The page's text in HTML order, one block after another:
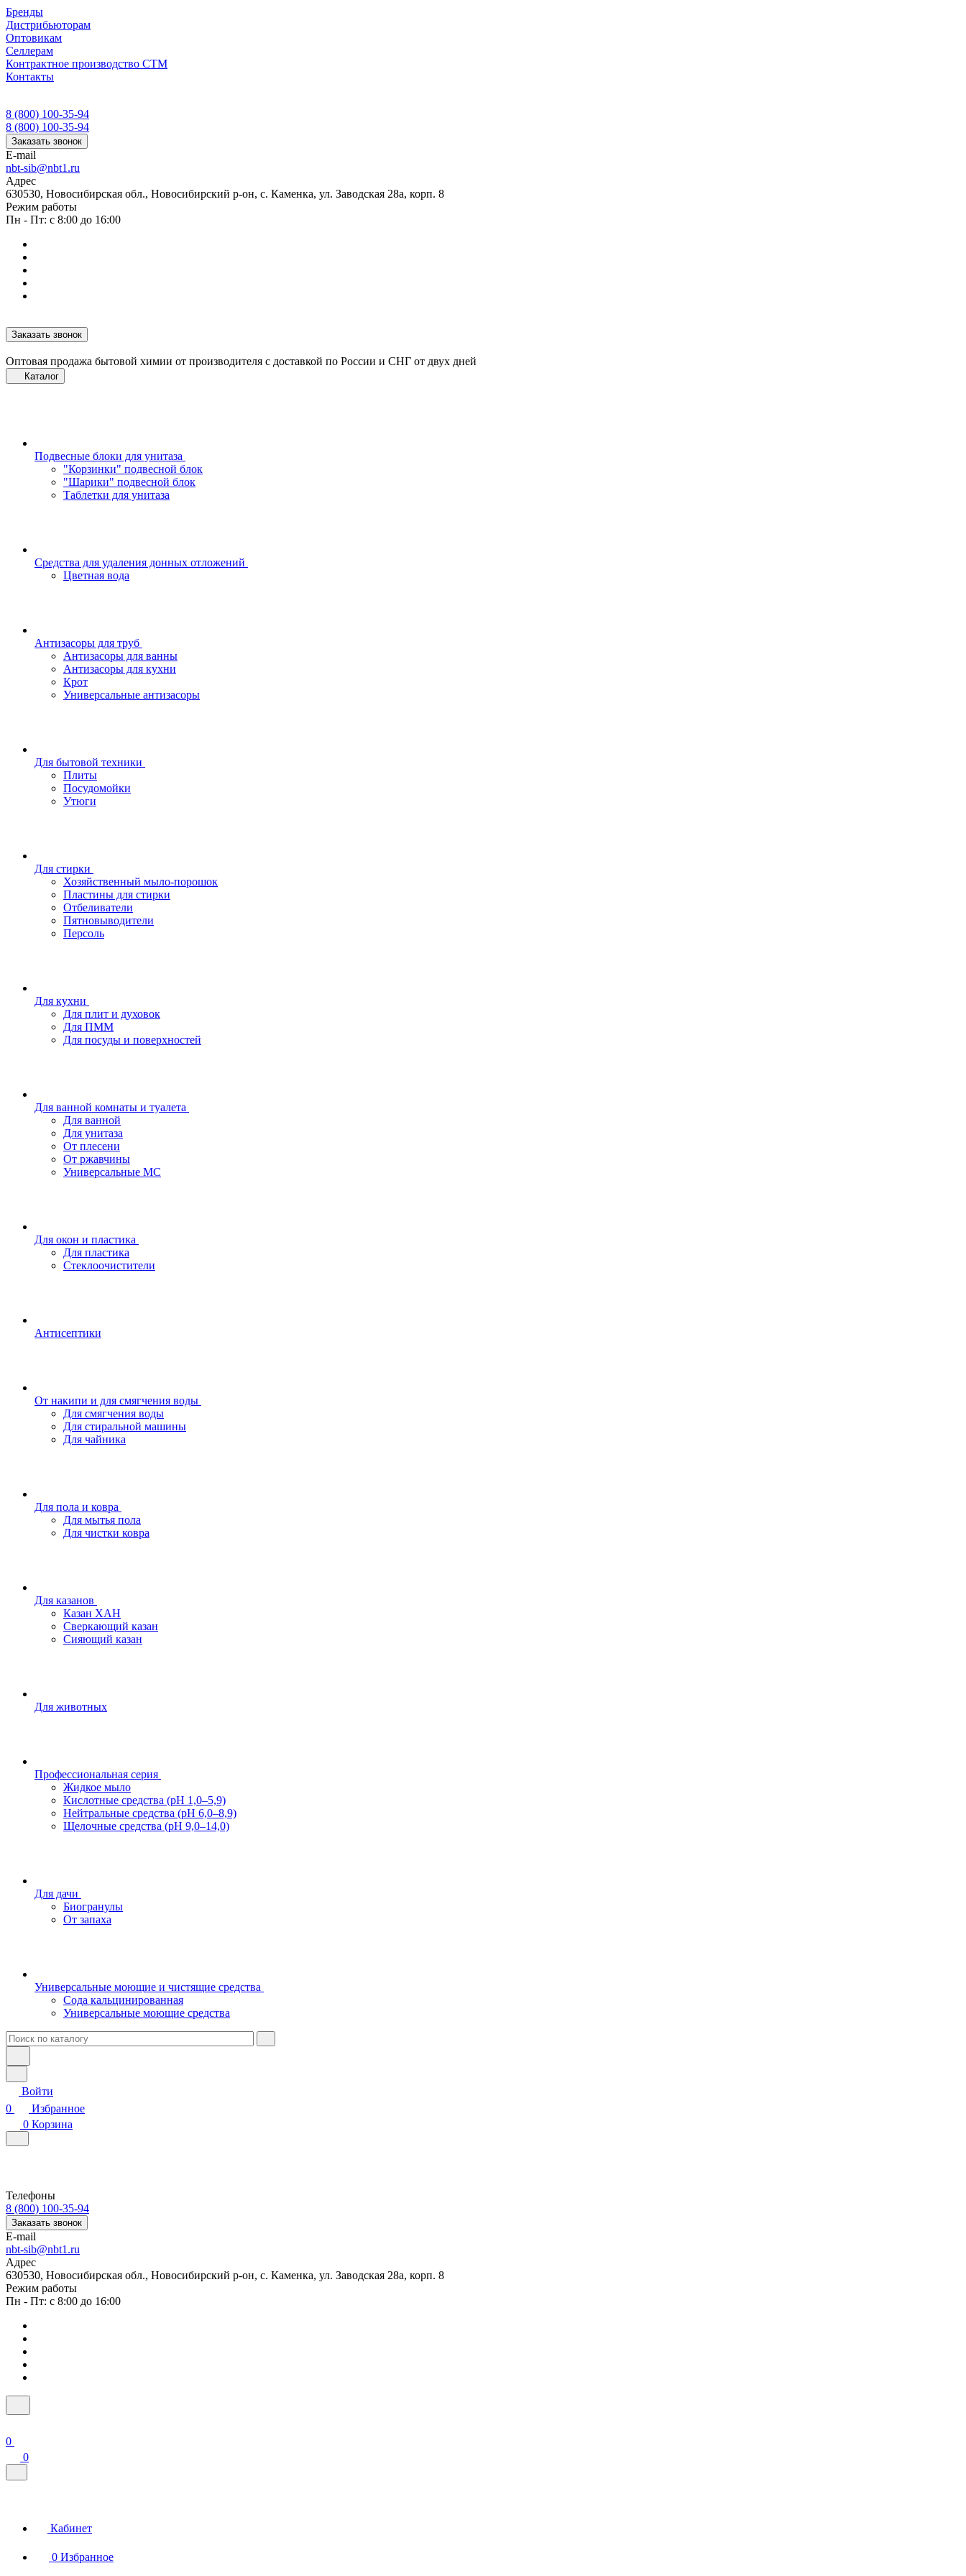
Бренды
Дистрибьюторам
Оптовикам
Селлерам
Контрактное производство СТМ
Контакты
8 (800) 100-35-94
8 (800) 100-35-94
Заказать звонок
E-mail
nbt-sib@nbt1.ru
Адрес
630530, Новосибирская обл., Новосибирский р-он, с. Каменка, ул. Заводская 28а, корп. 8
Режим работы
Пн - Пт: с 8:00 до 16:00
Заказать звонок
Оптовая продажа бытовой химии от производителя с доставкой по России и СНГ от двух дней
Каталог
Подвесные блоки для унитаза
"Корзинки" подвесной блок
"Шарики" подвесной блок
Таблетки для унитаза
Средства для удаления донных отложений
Цветная вода
Антизасоры для труб
Антизасоры для ванны
Антизасоры для кухни
Крот
Универсальные антизасоры
Для бытовой техники
Плиты
Посудомойки
Утюги
Для стирки
Хозяйственный мыло-порошок
Пластины для стирки
Отбеливатели
Пятновыводители
Персоль
Для кухни
Для плит и духовок
Для ПММ
Для посуды и поверхностей
Для ванной комнаты и туалета
Для ванной
Для унитаза
От плесени
От ржавчины
Универсальные МС
Для окон и пластика
Для пластика
Стеклоочистители
Антисептики
От накипи и для смягчения воды
Для смягчения воды
Для стиральной машины
Для чайника
Для пола и ковра
Для мытья пола
Для чистки ковра
Для казанов
Казан ХАН
Сверкающий казан
Сияющий казан
Для животных
Профессиональная серия
Жидкое мыло
Кислотные средства (pH 1,0–5,9)
Нейтральные средства (pH 6,0–8,9)
Щелочные средства (pH 9,0–14,0)
Для дачи
Биогранулы
От запаха
Универсальные моющие и чистящие средства
Сода кальцинированная
Универсальные моющие средства
Войти
0
Избранное
0 Корзина
Телефоны
8 (800) 100-35-94
Заказать звонок
E-mail
nbt-sib@nbt1.ru
Адрес
630530, Новосибирская обл., Новосибирский р-он, с. Каменка, ул. Заводская 28а, корп. 8
Режим работы
Пн - Пт: с 8:00 до 16:00
0
0
Кабинет
0 Избранное